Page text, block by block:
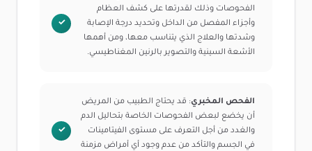
الفحوصات وذلك لقدرتها على كشف العظام
وأجزاء المفصل من الداخل وتحديد درجة الإصابة
وشدتها والعلاج الذي يتناسب معها، ومن أهمها
الأشعة السينية والتصوير بالرنين المغناطيسي.
الفحص المخبري: قد يحتاج الطبيب من المريض
أن يخضع لبعض الفحوصات الخاصة بتحاليل الدم
والغدد من أجل التعرف على مستوى الفيتامينات
في الجسم والتأكد من عدم وجود أي أمراض مزمنة